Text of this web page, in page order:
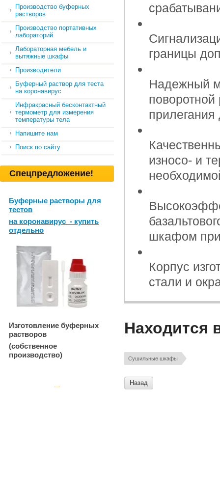
границы
Надежный
поворотной
износо- и
шкафом при
Корпус
стали и
Находится
Сушильные шкафы
Назад
Производство буферных
растворов
Производство портативных
лабораторий
Лабораторная мебель и
вытяжные шкафы
Производители
Буферный раствор для теста
на коронавирус
Инфракрасный бесконтактный
термометр для измерения
температуры тела
Напишите нам
Поиск по сайту
Спецпредложение!
Буферные растворы для
тестов
на коронавирус - купить
отдельно
Изготовление буферных
растворов
(собственное
производство)